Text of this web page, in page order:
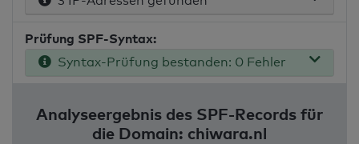
Prüfung SPF-Syntax:
Syntax-Prüfung bestanden: 0 Fehler
Analyseergebnis des SPF-Records für
die Domain: chiwara.nl